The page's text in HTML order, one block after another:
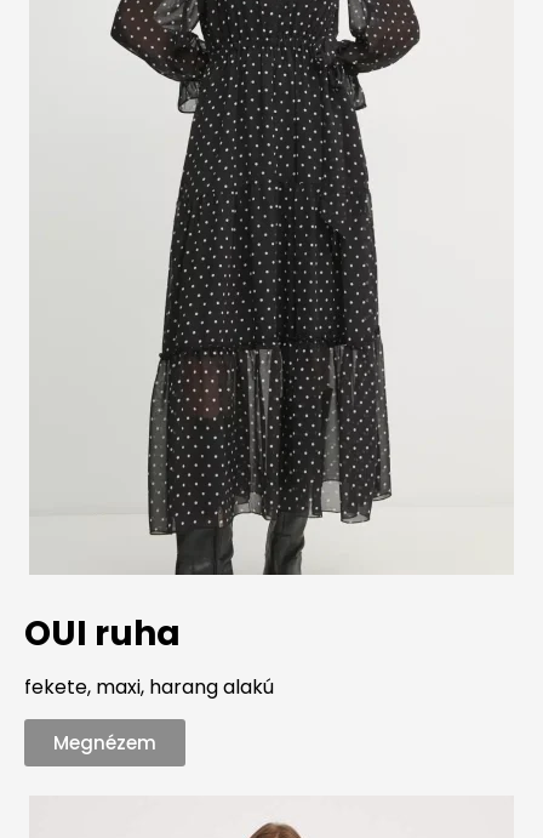
OUI ruha
fekete, maxi, harang alakú
Megnézem